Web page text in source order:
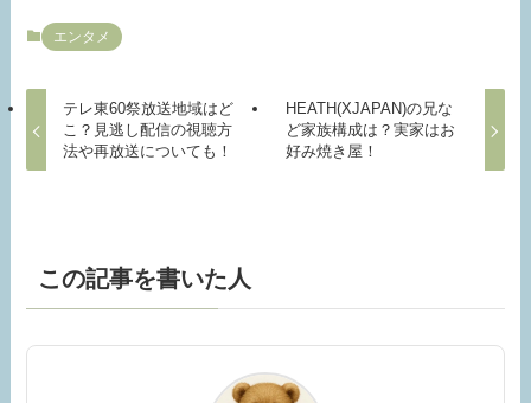
エンタメ
テレ東60祭放送地域はど
こ？見逃し配信の視聴方
法や再放送についても！
HEATH(XJAPAN)の兄な
ど家族構成は？実家はお
好み焼き屋！
この記事を書いた人